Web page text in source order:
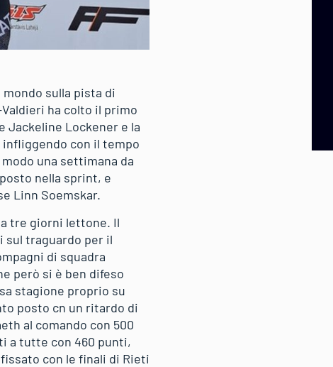
sulla pista di
ha colto il primo
Jackeline Lockener e la
infliggendo con il tempo
modo una settimana da
nella sprint, e
Linn Soemskar.
tre giorni lettone. Il
sul traguardo per il
di squadra
però si è ben difeso
stagione proprio su
posto cn un ritardo di
al comando con 500
a tutte con 460 punti,
con le finali di Rieti